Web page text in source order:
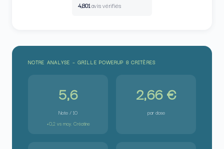
4,801avis vérifiés
NOTRE ANALYSE – GRILLE POWERUP 8 CRITÈRES
5,6
Note / 10
+0,2 vs moy. Créatine
2,66 €
par dose